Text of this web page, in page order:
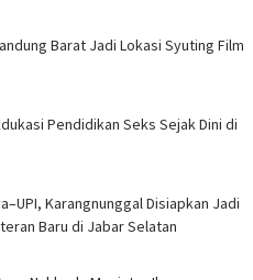
Barat Jadi Lokasi Syuting Film
Pendidikan Seks Sejak Dini di
Karangnunggal Disiapkan Jadi
Baru di Jabar Selatan